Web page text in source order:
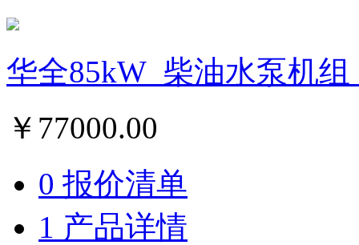
华全85kW_柴油水泵机
￥ 77000.00
0 报价清单
1 产品详情